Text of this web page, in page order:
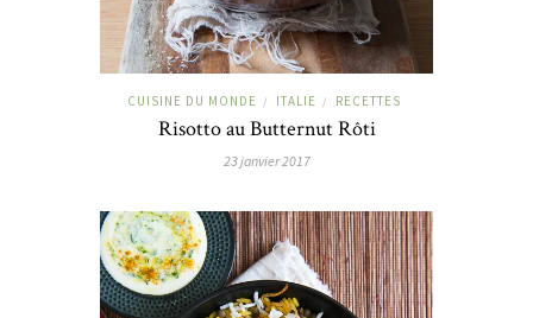
CUISINE DU MONDE / ITALIE / RECETTES
Risotto au Butternut Rôti
23 janvier 2017